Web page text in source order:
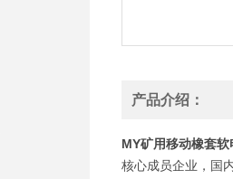
产品介绍：
MY矿用移动橡套
核心成员企业，国